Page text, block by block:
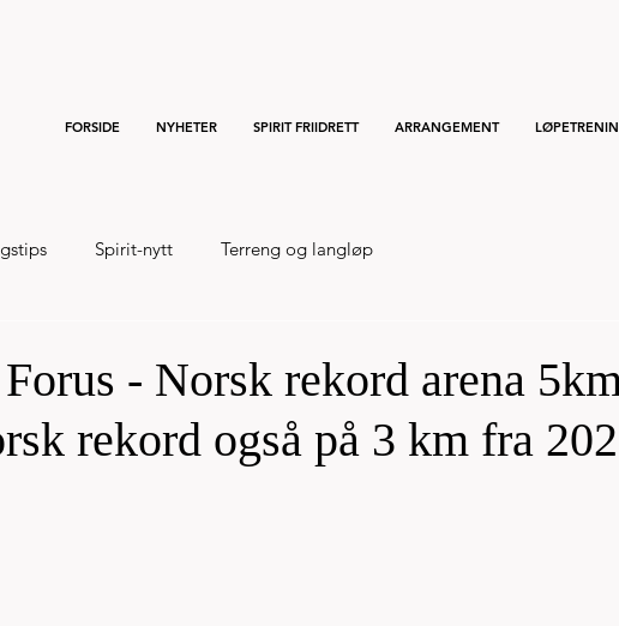
FORSIDE NYHETER SPIRIT FRIIDRETT ARRANGEMENT
Spirit-nytt Terreng og langløp
- Norsk rekord arena
rekord også på 3 km fra